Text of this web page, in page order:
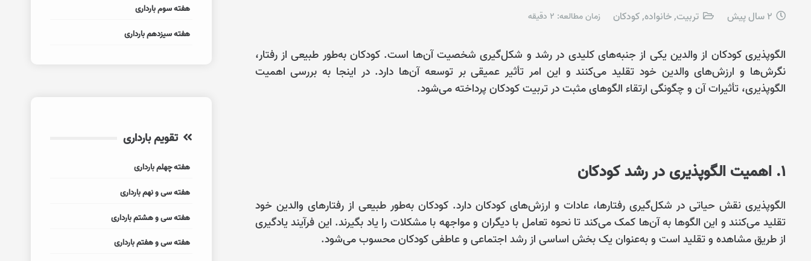
2 سال پیش تربیت,خانواده,کودکان زمان مطالعه: 2 دقیقه
الگوپذیری کودکان از والدین یکی از جنبه‌های کلیدی در رشد و شکل‌گیری شخصیت آن‌ها است. کودکان به‌طور طبیعی از رفتار،
نگرش‌ها و ارزش‌های والدین خود تقلید می‌کنند و این امر تأثیر عمیقی بر توسعه آن‌ها دارد. در اینجا به بررسی اهمیت
الگوپذیری، تأثیرات آن و چگونگی ارتقاء الگوهای مثبت در تربیت کودکان پرداخته می‌شود.
1. اهمیت الگوپذیری در رشد کودکان
الگوپذیری نقش حیاتی در شکل‌گیری رفتارها، عادات و ارزش‌های کودکان دارد. کودکان به‌طور طبیعی از رفتارهای والدین خود
تقلید می‌کنند و این الگوها به آن‌ها کمک می‌کند تا نحوه تعامل با دیگران و مواجهه با مشکلات را یاد بگیرند. این فرآیند یادگیری
از طریق مشاهده و تقلید است و به‌عنوان یک بخش اساسی از رشد اجتماعی و عاطفی کودکان محسوب می‌شود.
هفته سوم بارداری
هفته سیزدهم بارداری
تقویم بارداری
هفته چهلم بارداری
هفته سی و نهم بارداری
هفته سی و هشتم بارداری
هفته سی و هفتم بارداری